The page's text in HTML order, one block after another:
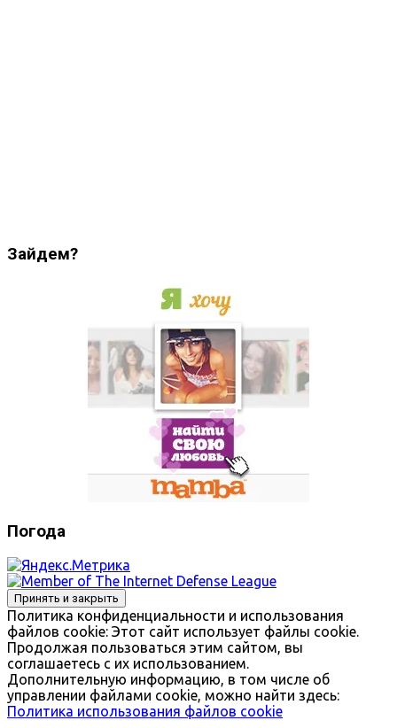
Зайдем?
Погода
Политика конфиденциальности и использования
файлов сookie: Этот сайт использует файлы cookie.
Продолжая пользоваться этим сайтом, вы
соглашаетесь с их использованием.
Дополнительную информацию, в том числе об
управлении файлами cookie, можно найти здесь:
Политика использования файлов cookie